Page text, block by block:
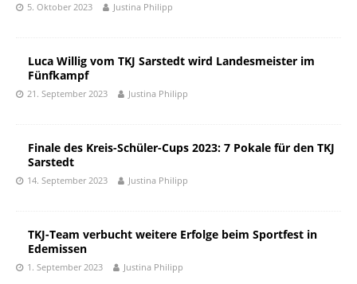
5. Oktober 2023 Justina Philipp
Luca Willig vom TKJ Sarstedt wird Landesmeister im
Fünfkampf
21. September 2023 Justina Philipp
Finale des Kreis-Schüler-Cups 2023: 7 Pokale für den TKJ
Sarstedt
14. September 2023 Justina Philipp
TKJ-Team verbucht weitere Erfolge beim Sportfest in
Edemissen
1. September 2023 Justina Philipp